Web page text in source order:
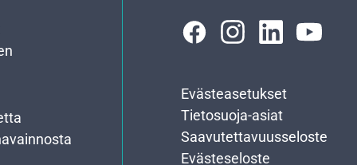
Evästeasetukset
Tietosuoja-asiat
Saavutettavuusseloste
Evästeseloste